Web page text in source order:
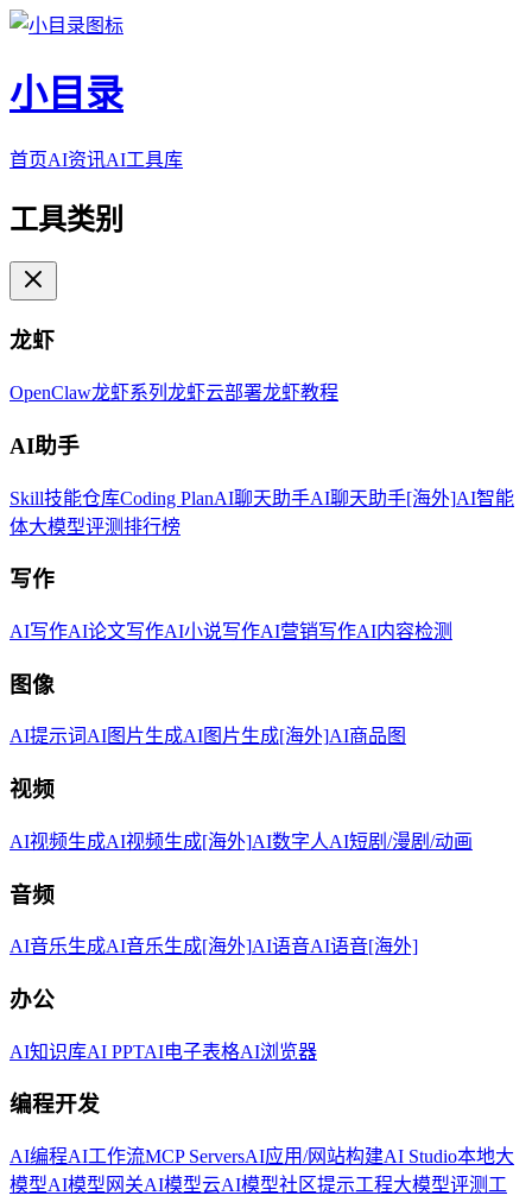
小目录
首页AI资讯AI工具库
工具类别
龙虾
OpenClaw龙虾系列 龙虾云部署龙虾教程
AI助手
Skill技能仓库Coding PlanAI聊天助手AI聊天助手[海外]AI智能
体大模型评测排行榜
写作
AI写作AI论文写作AI小说写作AI营销写作AI内容检测
图像
AI提示词AI图片生成AI图片生成[海外]AI商品图
视频
AI视频生成AI视频生成[海外]AI数字人AI短剧/漫剧/动画
音频
AI音乐生成AI音乐生成[海外]AI语音AI语音[海外]
办公
AI知识库AI PPTAI电子表格AI浏览器
编程开发
AI编程AI工作流MCP ServersAI应用/网站构建AI Studio本地大
模型AI模型网关AI模型云AI模型社区提示工程大模型评测工